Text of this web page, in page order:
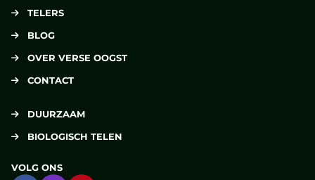
TELERS
BLOG
OVER VERSE OOGST
CONTACT
DUURZAAM
BIOLOGISCH TELEN
VOLG ONS